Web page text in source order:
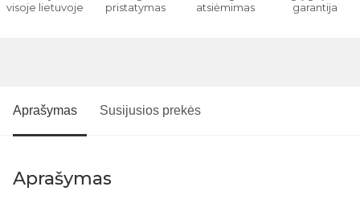
visoje lietuvoje
pristatymas
atsiėmimas
garantija
Aprašymas Susijusios prekės
Aprašymas